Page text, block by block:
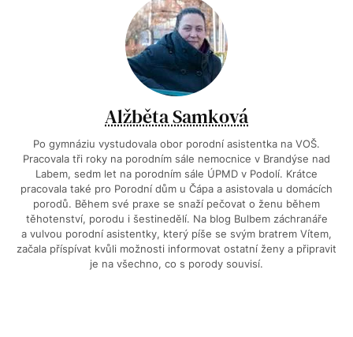
Alžběta Samková
Po gymnáziu vystudovala obor porodní asistentka na VOŠ.
Pracovala tři roky na porodním sále nemocnice v Brandýse nad
Labem, sedm let na porodním sále ÚPMD v Podolí. Krátce
pracovala také pro Porodní dům u Čápa a asistovala u domácích
porodů. Během své praxe se snaží pečovat o ženu během
těhotenství, porodu i šestinedělí. Na blog Bulbem záchranáře
a vulvou porodní asistentky, který píše se svým bratrem Vítem,
začala příspívat kvůli možnosti informovat ostatní ženy a připravit
je na všechno, co s porody souvisí.